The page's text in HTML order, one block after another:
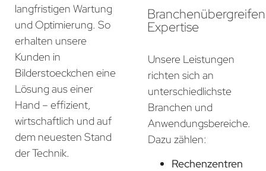
langfristigen Wartung
und Optimierung. So
erhalten unsere
Kunden in
Bilderstoeckchen eine
Lösung aus einer
Hand – effizient,
wirtschaftlich und auf
dem neuesten Stand
der Technik.
Expertise
Unsere Leistungen
richten sich an
unterschiedlichste
Branchen und
Anwendungsbereiche.
Dazu zählen:
Rechenzentren